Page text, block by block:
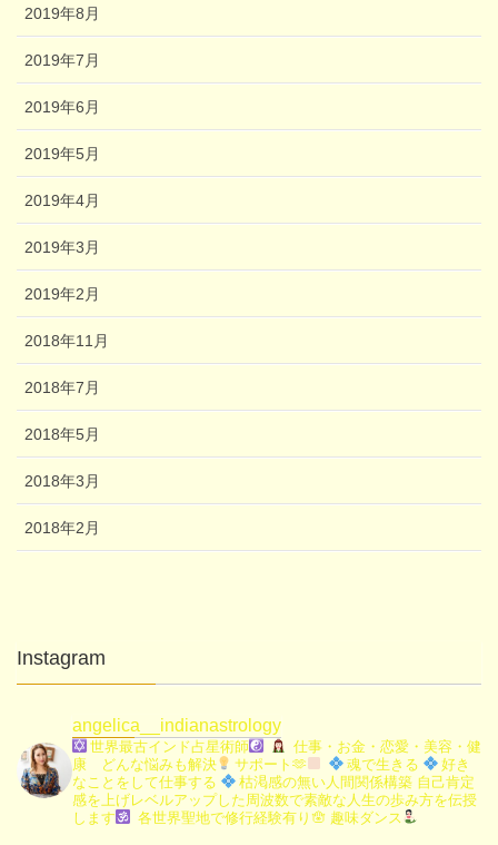
2019年8月
2019年7月
2019年6月
2019年5月
2019年4月
2019年3月
2019年2月
2018年11月
2018年7月
2018年5月
2018年3月
2018年2月
Instagram
angelica__indianastrology
世界最古インド占星術師
仕事・お金・恋愛・美容・健
康 どんな悩みも解決
サポート🫶 魂で生きる
好き
なことをして仕事する
枯渇感の無い人間関係構築 自己肯定
感を上げレベルアップした周波数で素敵な人生の歩み方を伝授
します
各世界聖地で修行経験有り🪬 趣味ダンス